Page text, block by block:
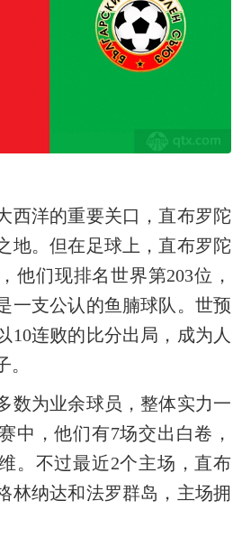
西洋的重要关口，直布罗陀
地。但在足球上，直布罗陀
他们现排名世界第203位，
一支公认的鱼腩球队。世预
10连败的比分出局，成为人
数为业余球员，整体实力一
中，他们有7场交出白卷，
。不过最近2个主场，直布
林纳达和法罗群岛，主场拥